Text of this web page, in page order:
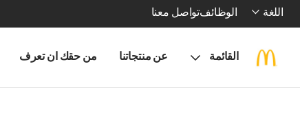
اللغة الوظائفتواصل معنا
القائمة عن منتجاتنا من حقك ان تعرف